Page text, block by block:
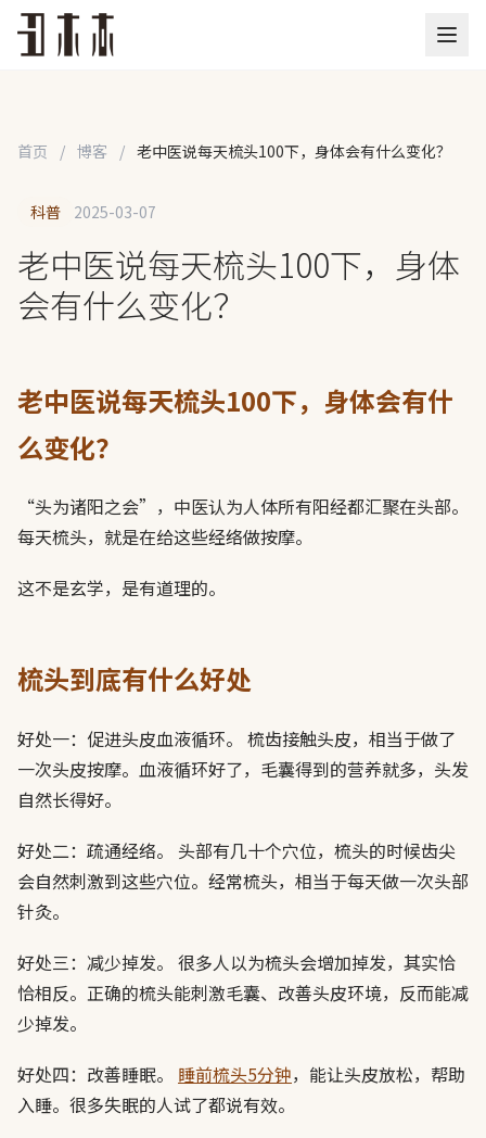
首页 / 博客 / 老中医说每天梳头100下，身体会有什么变化？
科普 2025-03-07
老中医说每天梳头100下，身体
会有什么变化？
老中医说每天梳头100下，身体会有什
么变化？
“头为诸阳之会”，中医认为人体所有阳经都汇聚在头部。
每天梳头，就是在给这些经络做按摩。
这不是玄学，是有道理的。
梳头到底有什么好处
好处一：促进头皮血液循环。 梳齿接触头皮，相当于做了
一次头皮按摩。血液循环好了，毛囊得到的营养就多，头发
自然长得好。
好处二：疏通经络。 头部有几十个穴位，梳头的时候齿尖
会自然刺激到这些穴位。经常梳头，相当于每天做一次头部
针灸。
好处三：减少掉发。 很多人以为梳头会增加掉发，其实恰
恰相反。正确的梳头能刺激毛囊、改善头皮环境，反而能减
少掉发。
好处四：改善睡眠。 睡前梳头5分钟，能让头皮放松，帮助
入睡。很多失眠的人试了都说有效。